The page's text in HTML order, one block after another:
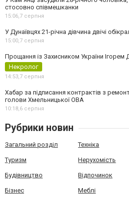
стосовно співмешканки
15:06,7 серпня
У Дунаївцях 21-річна дівчина двічі
15:00,7 серпня
Прощання із Захисником України Ігорем
Некролог
14:53,7 серпня
Хабар за підписання контрактів з
голови Хмельницької ОВА
10:18,6 серпня
Рубрики новин
Загальний розділ Техніка
Туризм Нерухомість
Будівництво Відпочинок
Бізнес Меблі